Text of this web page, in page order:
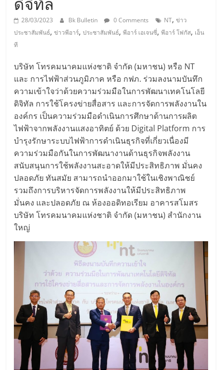
28/03/2023 Bk Bulletin 0 Comments NT,ข่าว
ประชาสัมพันธ์,ข่าวพีอาร์,ประชาสัมพันธ์,พีอาร์ เอเจนซี่,พีอาร์ โฟกัส, เอ็น
ที
บริษัท โทรคมนาคมแห่งชาติ จำกัด (มหาชน) หรือ NT
และ การไฟฟ้าส่วนภูมิภาค หรือ กฟภ. ร่วมลงนามบันทึก
ความเข้าใจว่าด้วยความร่วมมือในการพัฒนาเทคโนโลยี
ดิจิทัล การใช้โครงข่ายสื่อสาร และการจัดการพลังงานใน
องค์กร เป็นความร่วมมือดำเนินการศึกษาด้านการผลิต
ไฟฟ้าจากพลังงานแสงอาทิตย์ ด้วย Digital Platform การ
บำรุงรักษาระบบไฟฟ้าการดำเนินธุรกิจที่เกี่ยวเนื่องมี
ความร่วมมือกันในการพัฒนางานด้านธุรกิจพลังงาน
สนับสนุนการใช้พลังงานสะอาดให้มีประสิทธิภาพ มั่นคง
ปลอดภัย ทันสมัย สามารถนำออกมาใช้ในเชิงพาณิชย์
รวมถึงการบริหารจัดการพลังงานให้มีประสิทธิภาพ
มั่นคง และปลอดภัย ณ ห้องออดิทอเรียม อาคารสโมสร
บริษัท โทรคมนาคมแห่งชาติ จำกัด (มหาชน) สำนักงาน
ใหญ่